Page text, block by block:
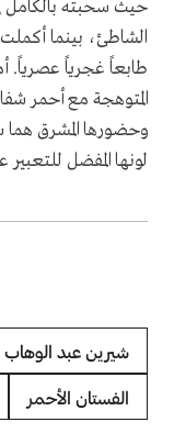
حيث سحبته بالكامل
الشاطئ، بينما
طابعاً غجرياً عصرياً.
المتوهجة مع أحمر
وحضورها المشرق هما
لونها المفضل للتعبير
شيرين عبد الوهاب
الفستان الأحمر